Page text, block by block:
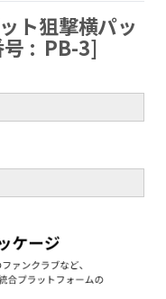
ト狙撃横パッ
号 : PB-3]